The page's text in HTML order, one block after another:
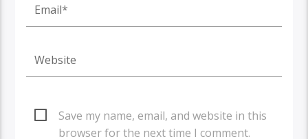
Save my name, email, and website in this
browser for the next time I comment.